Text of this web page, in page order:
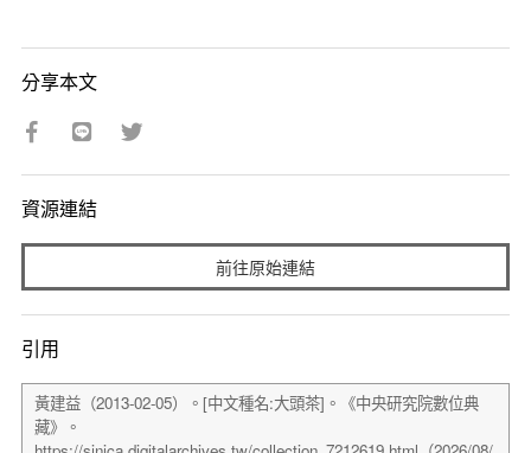
分享本文
資源連結
前往原始連結
引用